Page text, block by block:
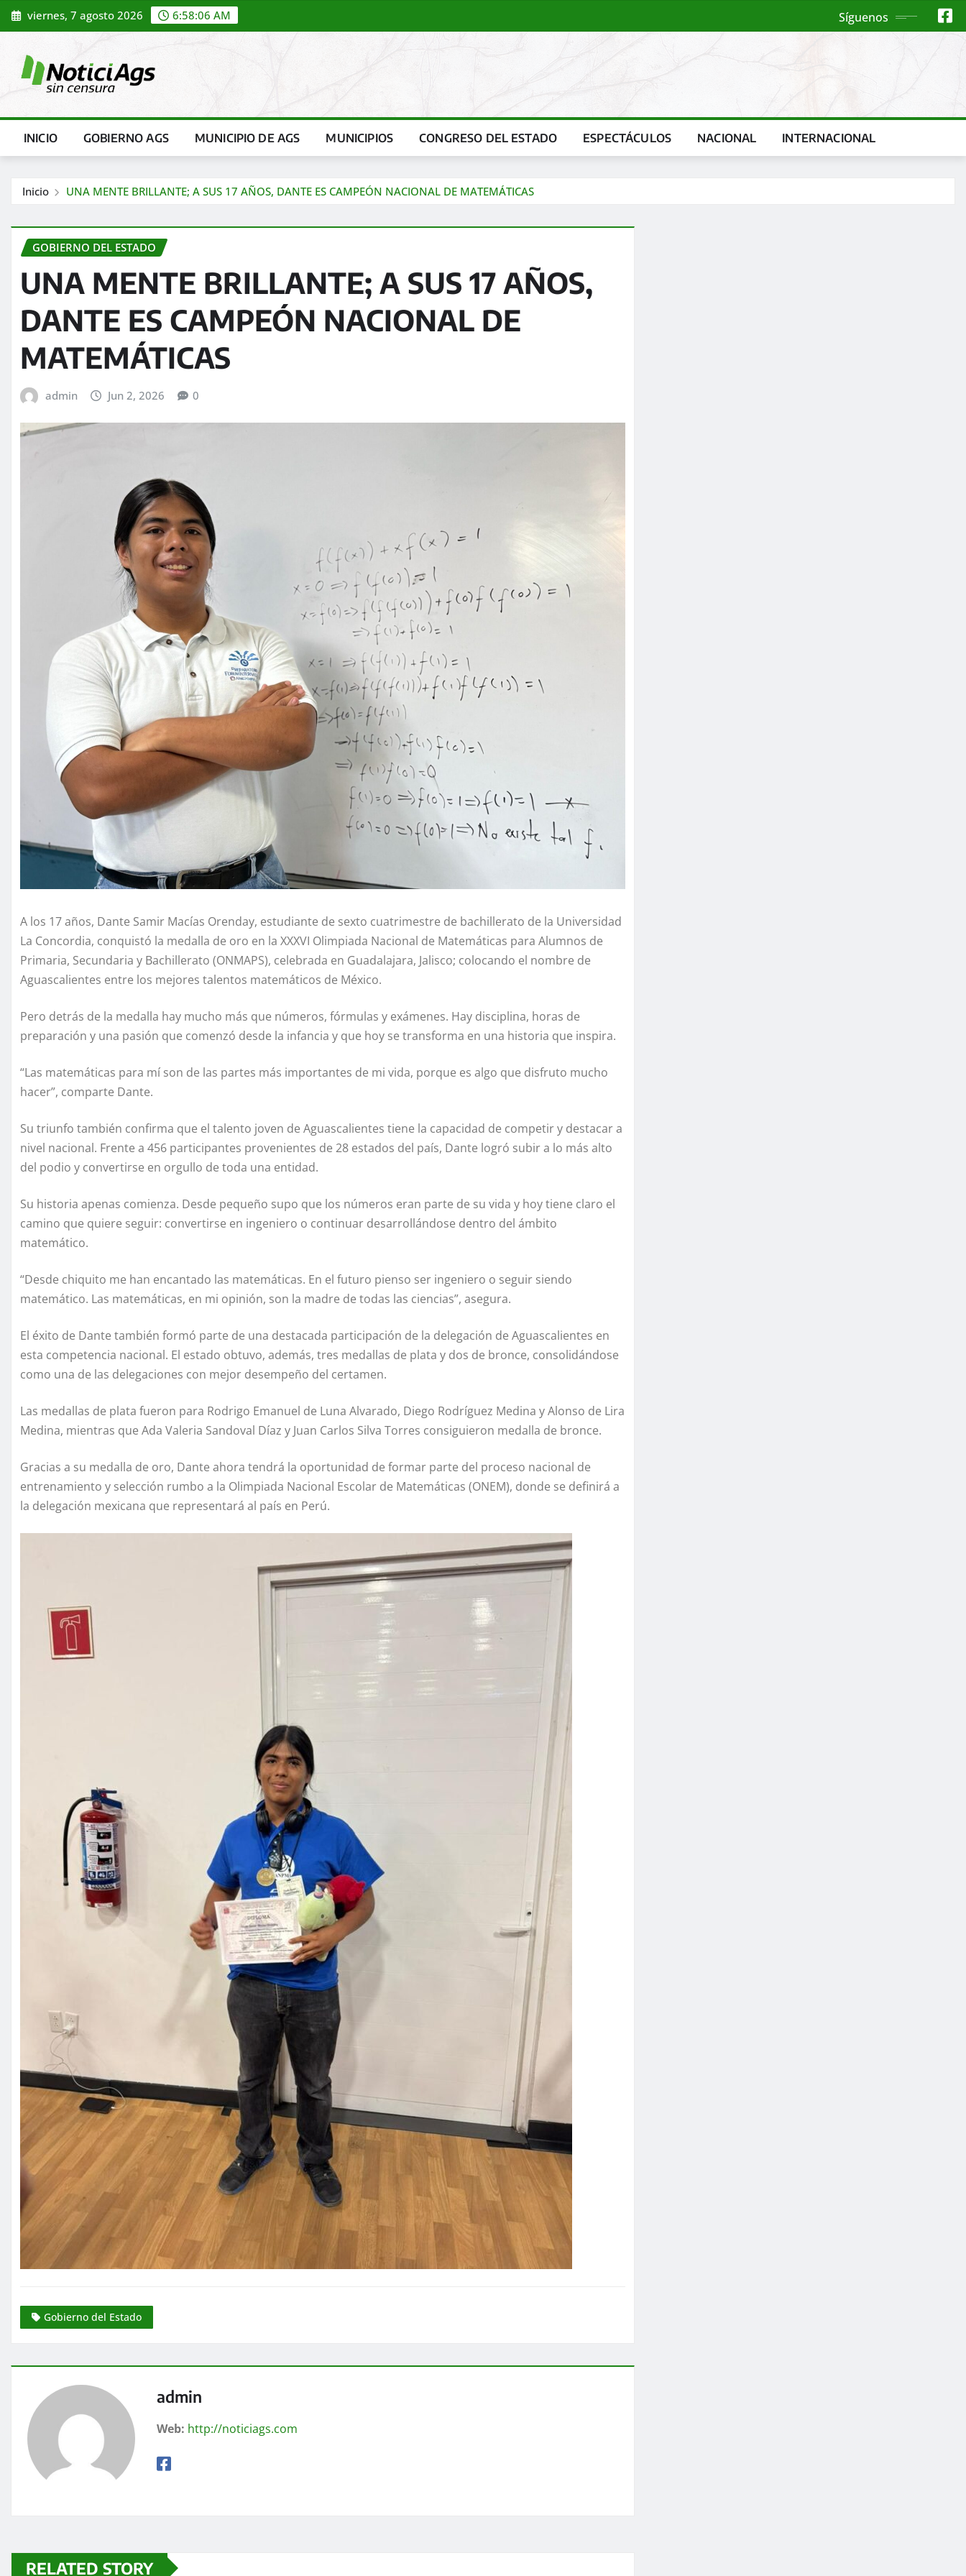
Saltar
al
viernes, 7 agosto 2026 6:58:07 AM Síguenos
INICIO GOBIERNO AGS MUNICIPIO DE AGS MUNICIPIOS CONGRESO DEL ESTADO ESPECTÁCULOS NACIONAL INTERNACIONAL
Inicio UNA MENTE BRILLANTE; A SUS 17 AÑOS, DANTE ES CAMPEÓN NACIONAL DE MATEMÁTICAS
GOBIERNO DEL ESTADO
UNA MENTE BRILLANTE; A SUS 17 AÑOS,
DANTE ES CAMPEÓN NACIONAL DE
MATEMÁTICAS
admin Jun 2, 2026 0
A los 17 años, Dante Samir Macías Orenday, estudiante de sexto cuatrimestre de bachillerato de la Universidad
La Concordia, conquistó la medalla de oro en la XXXVI Olimpiada Nacional de Matemáticas para Alumnos de
Primaria, Secundaria y Bachillerato (ONMAPS), celebrada en Guadalajara, Jalisco; colocando el nombre de
Aguascalientes entre los mejores talentos matemáticos de México.
Pero detrás de la medalla hay mucho más que números, fórmulas y exámenes. Hay disciplina, horas de
preparación y una pasión que comenzó desde la infancia y que hoy se transforma en una historia que inspira.
“Las matemáticas para mí son de las partes más importantes de mi vida, porque es algo que disfruto mucho
hacer”, comparte Dante.
Su triunfo también confirma que el talento joven de Aguascalientes tiene la capacidad de competir y destacar a
nivel nacional. Frente a 456 participantes provenientes de 28 estados del país, Dante logró subir a lo más alto
del podio y convertirse en orgullo de toda una entidad.
Su historia apenas comienza. Desde pequeño supo que los números eran parte de su vida y hoy tiene claro el
camino que quiere seguir: convertirse en ingeniero o continuar desarrollándose dentro del ámbito
matemático.
“Desde chiquito me han encantado las matemáticas. En el futuro pienso ser ingeniero o seguir siendo
matemático. Las matemáticas, en mi opinión, son la madre de todas las ciencias”, asegura.
El éxito de Dante también formó parte de una destacada participación de la delegación de Aguascalientes en
esta competencia nacional. El estado obtuvo, además, tres medallas de plata y dos de bronce, consolidándose
como una de las delegaciones con mejor desempeño del certamen.
Las medallas de plata fueron para Rodrigo Emanuel de Luna Alvarado, Diego Rodríguez Medina y Alonso de Lira
Medina, mientras que Ada Valeria Sandoval Díaz y Juan Carlos Silva Torres consiguieron medalla de bronce.
Gracias a su medalla de oro, Dante ahora tendrá la oportunidad de formar parte del proceso nacional de
entrenamiento y selección rumbo a la Olimpiada Nacional Escolar de Matemáticas (ONEM), donde se definirá a
la delegación mexicana que representará al país en Perú.
Gobierno del Estado
admin
Web: http://noticiags.com
RELATED STORY